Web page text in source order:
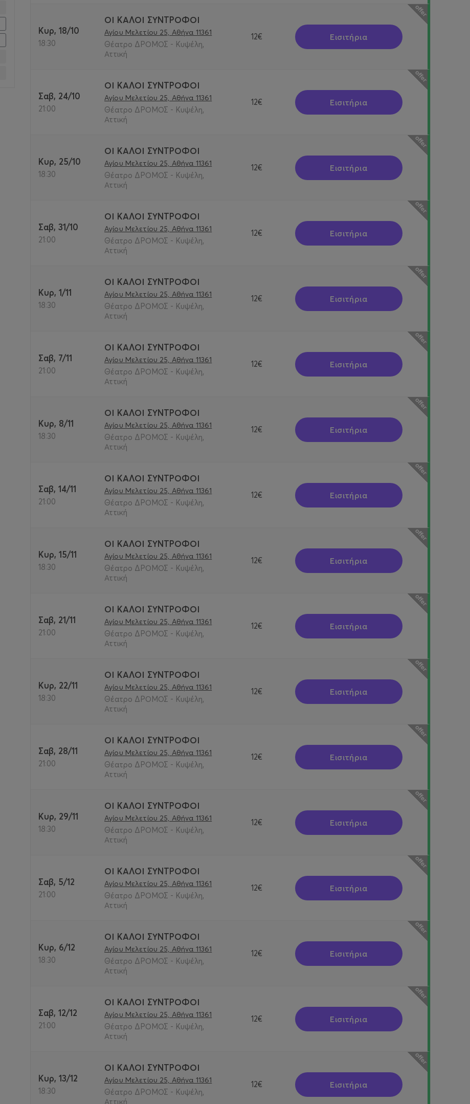
Κυρ, 18/10
18:30
ΟΙ ΚΑΛΟΙ ΣΥΝΤΡΟΦΟΙ
Αγίου Μελετίου 25, Αθήνα 11361
Θέατρο ΔΡΟΜΟΣ - Κυψέλη,
Αττική
12€ Εισιτήρια
Σαβ, 24/10
21:00
ΟΙ ΚΑΛΟΙ ΣΥΝΤΡΟΦΟΙ
Αγίου Μελετίου 25, Αθήνα 11361
Θέατρο ΔΡΟΜΟΣ - Κυψέλη,
Αττική
12€ Εισιτήρια
Κυρ, 25/10
18:30
ΟΙ ΚΑΛΟΙ ΣΥΝΤΡΟΦΟΙ
Αγίου Μελετίου 25, Αθήνα 11361
Θέατρο ΔΡΟΜΟΣ - Κυψέλη,
Αττική
12€ Εισιτήρια
Σαβ, 31/10
21:00
ΟΙ ΚΑΛΟΙ ΣΥΝΤΡΟΦΟΙ
Αγίου Μελετίου 25, Αθήνα 11361
Θέατρο ΔΡΟΜΟΣ - Κυψέλη,
Αττική
12€ Εισιτήρια
Κυρ, 1/11
18:30
ΟΙ ΚΑΛΟΙ ΣΥΝΤΡΟΦΟΙ
Αγίου Μελετίου 25, Αθήνα 11361
Θέατρο ΔΡΟΜΟΣ - Κυψέλη,
Αττική
12€ Εισιτήρια
Σαβ, 7/11
21:00
ΟΙ ΚΑΛΟΙ ΣΥΝΤΡΟΦΟΙ
Αγίου Μελετίου 25, Αθήνα 11361
Θέατρο ΔΡΟΜΟΣ - Κυψέλη,
Αττική
12€ Εισιτήρια
Κυρ, 8/11
18:30
ΟΙ ΚΑΛΟΙ ΣΥΝΤΡΟΦΟΙ
Αγίου Μελετίου 25, Αθήνα 11361
Θέατρο ΔΡΟΜΟΣ - Κυψέλη,
Αττική
12€ Εισιτήρια
Σαβ, 14/11
21:00
ΟΙ ΚΑΛΟΙ ΣΥΝΤΡΟΦΟΙ
Αγίου Μελετίου 25, Αθήνα 11361
Θέατρο ΔΡΟΜΟΣ - Κυψέλη,
Αττική
12€ Εισιτήρια
Κυρ, 15/11
18:30
ΟΙ ΚΑΛΟΙ ΣΥΝΤΡΟΦΟΙ
Αγίου Μελετίου 25, Αθήνα 11361
Θέατρο ΔΡΟΜΟΣ - Κυψέλη,
Αττική
12€ Εισιτήρια
Σαβ, 21/11
21:00
ΟΙ ΚΑΛΟΙ ΣΥΝΤΡΟΦΟΙ
Αγίου Μελετίου 25, Αθήνα 11361
Θέατρο ΔΡΟΜΟΣ - Κυψέλη,
Αττική
12€ Εισιτήρια
Κυρ, 22/11
18:30
ΟΙ ΚΑΛΟΙ ΣΥΝΤΡΟΦΟΙ
Αγίου Μελετίου 25, Αθήνα 11361
Θέατρο ΔΡΟΜΟΣ - Κυψέλη,
Αττική
12€ Εισιτήρια
Σαβ, 28/11
21:00
ΟΙ ΚΑΛΟΙ ΣΥΝΤΡΟΦΟΙ
Αγίου Μελετίου 25, Αθήνα 11361
Θέατρο ΔΡΟΜΟΣ - Κυψέλη,
Αττική
12€ Εισιτήρια
Κυρ, 29/11
18:30
ΟΙ ΚΑΛΟΙ ΣΥΝΤΡΟΦΟΙ
Αγίου Μελετίου 25, Αθήνα 11361
Θέατρο ΔΡΟΜΟΣ - Κυψέλη,
Αττική
12€ Εισιτήρια
Σαβ, 5/12
21:00
ΟΙ ΚΑΛΟΙ ΣΥΝΤΡΟΦΟΙ
Αγίου Μελετίου 25, Αθήνα 11361
Θέατρο ΔΡΟΜΟΣ - Κυψέλη,
Αττική
12€ Εισιτήρια
Κυρ, 6/12
18:30
ΟΙ ΚΑΛΟΙ ΣΥΝΤΡΟΦΟΙ
Αγίου Μελετίου 25, Αθήνα 11361
Θέατρο ΔΡΟΜΟΣ - Κυψέλη,
Αττική
12€ Εισιτήρια
Σαβ, 12/12
21:00
ΟΙ ΚΑΛΟΙ ΣΥΝΤΡΟΦΟΙ
Αγίου Μελετίου 25, Αθήνα 11361
Θέατρο ΔΡΟΜΟΣ - Κυψέλη,
Αττική
12€ Εισιτήρια
Κυρ, 13/12
18:30
ΟΙ ΚΑΛΟΙ ΣΥΝΤΡΟΦΟΙ
Αγίου Μελετίου 25, Αθήνα 11361
Θέατρο ΔΡΟΜΟΣ - Κυψέλη,
Αττική
12€ Εισιτήρια